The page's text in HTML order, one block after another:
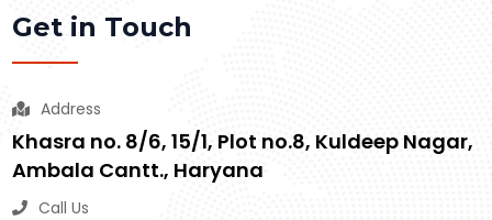
Get in Touch
Address
Khasra no. 8/6, 15/1, Plot no.8, Kuldeep Nagar,
Ambala Cantt., Haryana
Call Us